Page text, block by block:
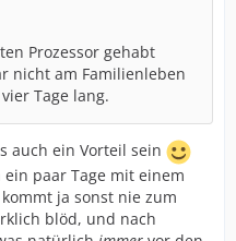
Prozessor gehabt
nicht am Familienleben
Tage lang.
auch ein Vorteil sein
paar Tage mit einem
ja sonst nie zum
blöd, und nach